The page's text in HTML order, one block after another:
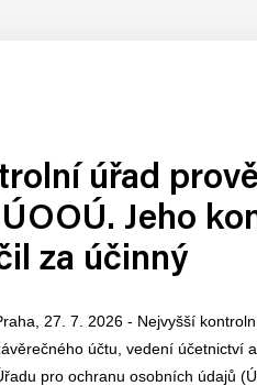
úřad
Jeho
za účinný
27. 7. 2026 - Nejvyšší
účtu, vedení účetnictví
pro ochranu osobních údajů